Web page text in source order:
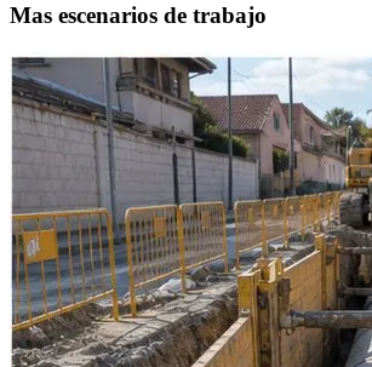
Mas escenarios de trabajo